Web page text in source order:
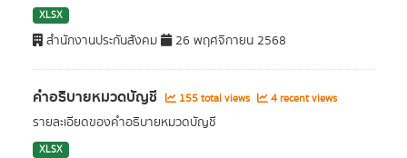
XLSX
สำนักงานประกันสังคม 26 พฤศจิกายน 2568
คำอธิบายหมวดบัญชี 155 total views 4 recent views
รายละเอียดของคำอธิบายหมวดบัญชี
XLSX